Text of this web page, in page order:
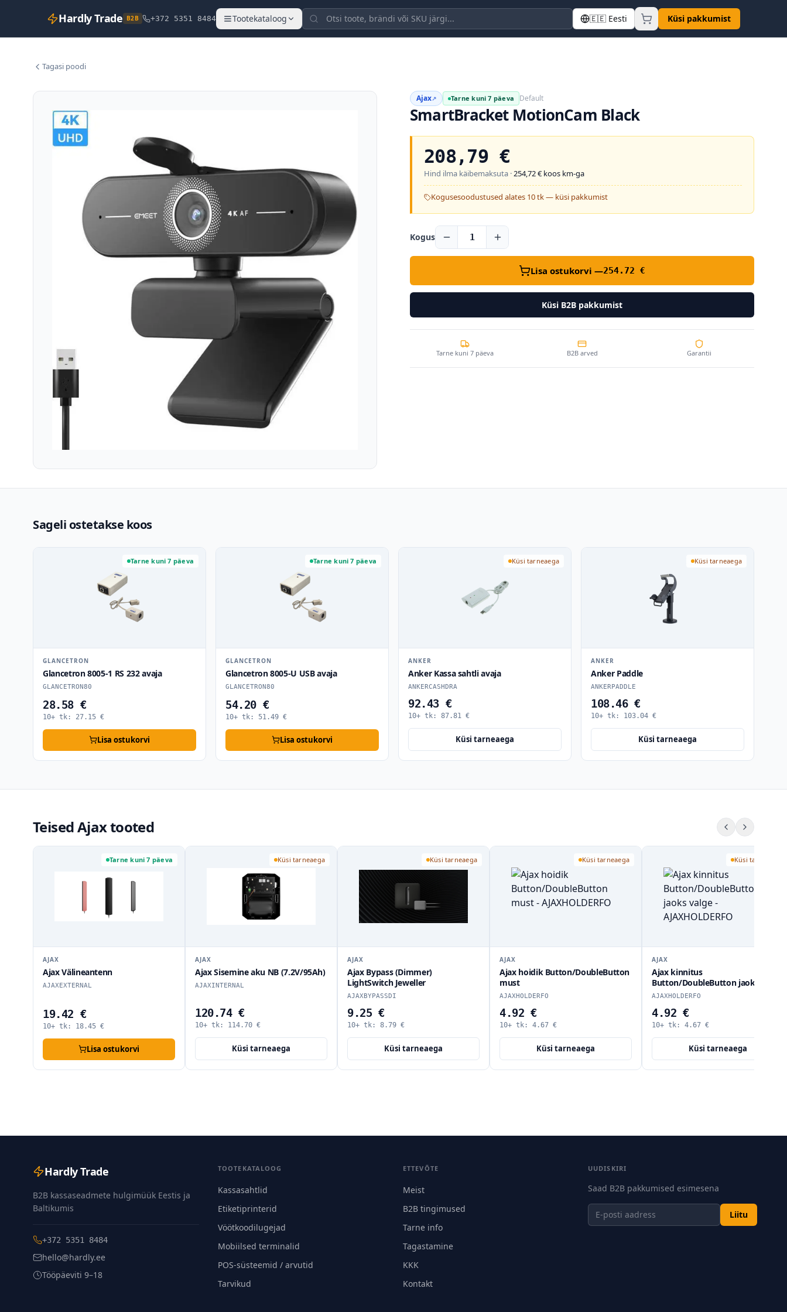
Hardly Trade B2B +372 5351 8484 Tootekataloog 🇪🇪 Eesti Küsi pakkumist
Tagasi poodi
Ajax↗ Tarne kuni 7 päeva Default
SmartBracket MotionCam Black
208,79 €
Hind ilma käibemaksuta ·254,72€ koos km-ga
Kogusesoodustused alates 10 tk — küsi pakkumist
Kogus 1
Lisa ostukorvi —254.72 €
Küsi B2B pakkumist
Tarne kuni 7 päeva B2B arved Garantii
Sageli ostetakse koos
Tarne kuni 7 päeva
GLANCETRON
Glancetron 8005-1 RS 232 avaja
GLANCETRON80
28.58 €
10+ tk: 27.15 €
Lisa ostukorvi
Tarne kuni 7 päeva
GLANCETRON
Glancetron 8005-U USB avaja
GLANCETRON80
54.20 €
10+ tk: 51.49 €
Lisa ostukorvi
Küsi tarneaega
ANKER
Anker Kassa sahtli avaja
ANKERCASHDRA
92.43 €
10+ tk: 87.81 €
Küsi tarneaega
Küsi tarneaega
ANKER
Anker Paddle
ANKERPADDLE
108.46 €
10+ tk: 103.04 €
Küsi tarneaega
Teised Ajax tooted
Küsi tarneaega
AJAX
Ajax Sisemine aku NB (7.2V/95Ah)
AJAXINTERNAL
120.74 €
10+ tk:114.70
Küsi tarneaega
Küsi tarneaega
AJAX
Ajax Bypass (Dimmer)
LightSwitch Jeweller
9.25 €
10+ tk:8.79€
Küsi tarneaega
Küsi tarneaega
AJAX
Ajax hoidik Button/DoubleButton
must
AJAXHOLDERFO
4.92 €
10+ tk:4.67
Küsi tarneaega
Küsi tarneaega
AJAX
Ajax kinnitus
Button/DoubleButton jaoks valge
AJAXHOLDERFO
4.92 €
10+ tk:4.67
Küsi tarneaega
Küsi tarneaega
AJAX
Ajax CenterCover CP Black
AJAXCENTERCO
6.46 €
10+ tk:6.14
Küsi tarneaega
Hardly Trade
B2B kassaseadmete hulgimüük Eestis ja
Baltikumis
+372 5351 8484
hello@hardly.ee
Tööpäeviti 9–18
TOOTEKATALOOG
Kassasahtlid
Etiketiprinterid
Vöötkoodilugejad
Mobiilsed terminalid
POS-süsteemid / arvutid
Tarvikud
ETTEVÕTE
Meist
B2B tingimused
Tarne info
Tagastamine
KKK
Kontakt
UUDISKIRI
Saad B2B pakkumised esimesena
Liitu